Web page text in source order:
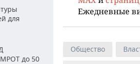
для
до 50
Ежедневные
Общество